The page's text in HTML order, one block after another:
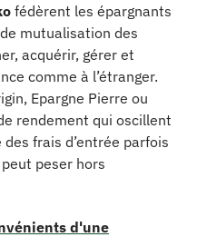
fédèrent les épargnants
mutualisation des
acquérir, gérer et
comme à l’étranger.
Epargne Pierre ou
rendement qui oscillent
frais d’entrée parfois
peser hors
d'une